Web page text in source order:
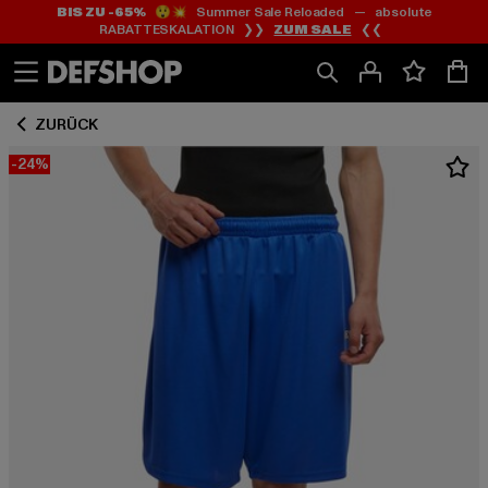
Zum
Inhalt
springen
Zum
Fußzeile
springen
BIS ZU -65%😲💥 Summer Sale Reloaded — absolute
RABATTESKALATION ❯❯ ZUM SALE ❮❮
ZURÜCK
-24%